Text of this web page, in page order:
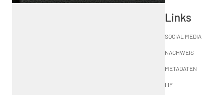
Links
SOCIAL MEDIA
NACHWEIS
METADATEN
IIIF